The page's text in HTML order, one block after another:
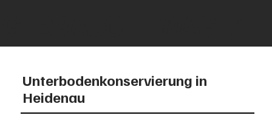
Unterbodenkonservierung in
Heidenau